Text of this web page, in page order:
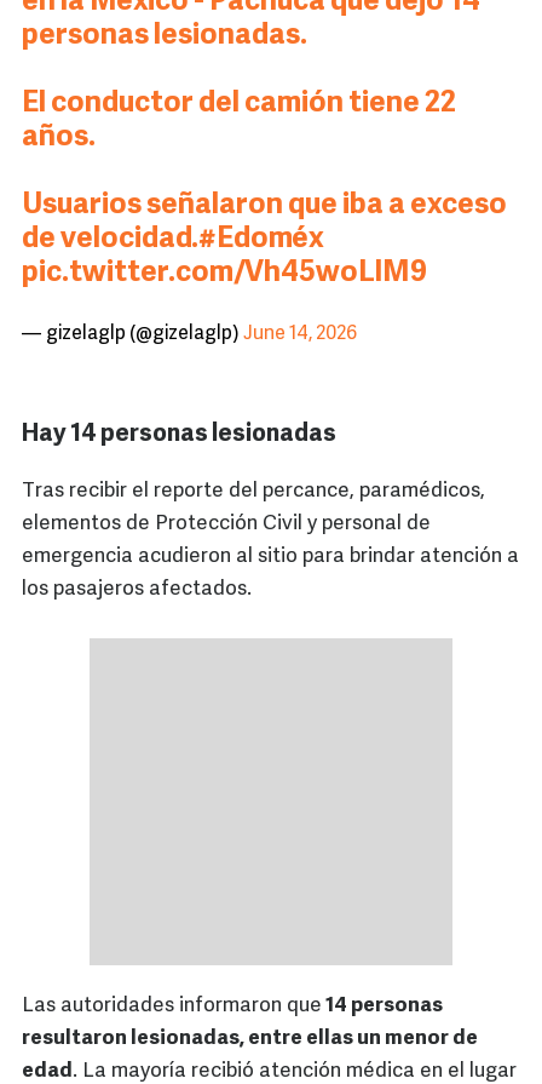
personas lesionadas.
El conductor del camión tiene 22
años.
Usuarios señalaron que iba a exceso
de velocidad.#Edoméx
pic.twitter.com/Vh45woLlM9
— gizelaglp (@gizelaglp) June 14, 2026
Hay 14 personas lesionadas
Tras recibir el reporte del percance, paramédicos,
elementos de Protección Civil y personal de
emergencia acudieron al sitio para brindar atención a
los pasajeros afectados.
Las autoridades informaron que 14 personas
resultaron lesionadas, entre ellas un menor de
edad. La mayoría recibió atención médica en el lugar